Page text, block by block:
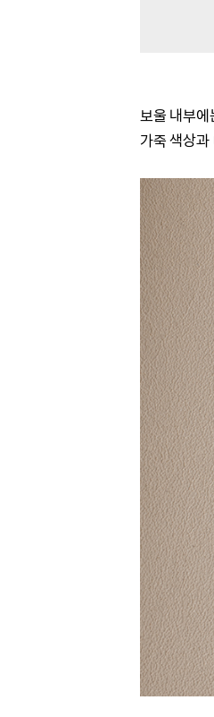
보울 내부
가죽 색상